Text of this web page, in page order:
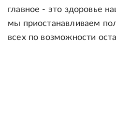
главное - это здоровье
мы приостанавливаем
всех по возможности